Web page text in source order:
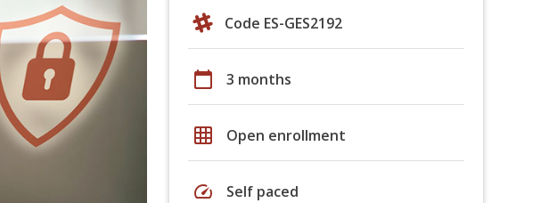
Code ES-GES2192
calendar_today 3 months
grid_on Open enrollment
speed Self paced